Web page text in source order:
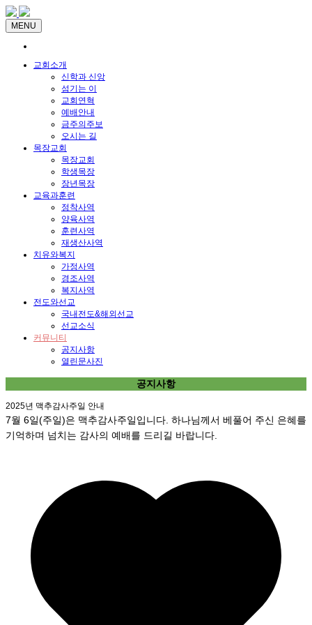
MENU
교회소개
신학과 신앙
섬기는 이
교회연혁
예배안내
금주의주보
오시는 길
목장교회
목장교회
학생목장
장년목장
교육과훈련
정착사역
양육사역
훈련사역
재생산사역
치유와복지
가정사역
경조사역
복지사역
전도와선교
국내전도&해외선교
선교소식
커뮤니티
공지사항
열린문사진
공지사항
2025년 맥추감사주일 안내
7월 6일(주일)은 맥추감사주일입니다. 하나님께서 베풀어 주신 은혜를
기억하며 넘치는 감사의 예배를 드리길 바랍니다.